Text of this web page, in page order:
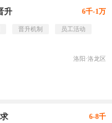
升 6千-1万
晋升机制
员工活动
洛阳·洛龙区
6-8千